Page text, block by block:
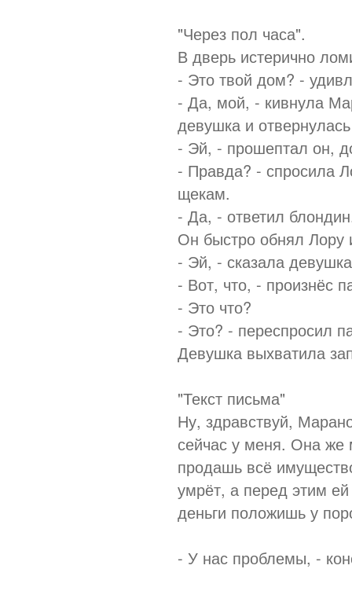
"Через пол часа".
В дверь истерично
- Это твой дом? -
- Да, мой, - кивнула
девушка и
- Эй, - прошептал он,
- Правда? - спросила
щекам.
- Да, - ответил
Он быстро обнял Лору
- Эй, - сказала
- Вот, что, - произнёс
- Это что?
- Это? - переспросил
Девушка выхватила
"Текст письма"
Ну, здравствуй,
сейчас у меня. Она же
продашь всё
умрёт, а перед этим
деньги положишь у
- У нас проблемы, -